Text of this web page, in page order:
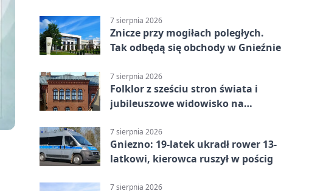
7 sierpnia 2026
Znicze przy mogiłach poległych.
Tak odbędą się obchody w Gnieźnie
7 sierpnia 2026
Folklor z sześciu stron świata i
jubileuszowe widowisko na
7 sierpnia 2026
Gniezno: 19-latek ukradł rower 13-
latkowi, kierowca ruszył w pościg
7 sierpnia 2026